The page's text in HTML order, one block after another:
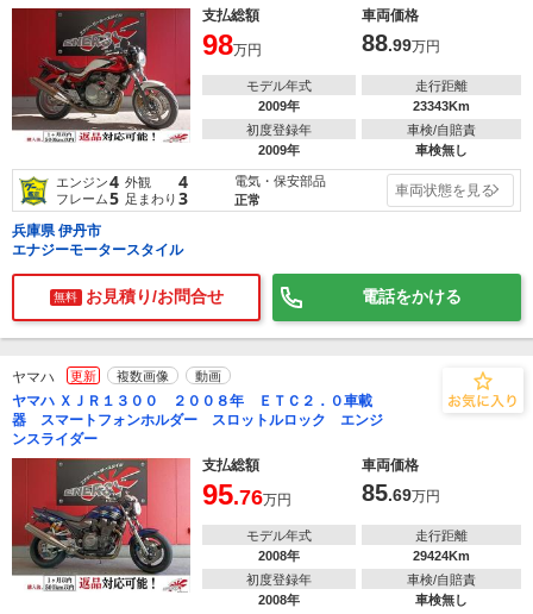
支払総額
車両価格
98万円 88.99万円
モデル年式
2009年
走行距離
23343Km
初度登録年
2009年
車検/自賠責
車検無し
エンジン4 外観 4
フレーム5 足まわり 3
電気・保安部品
正常
車両状態を見る
兵庫県 伊丹市
エナジーモータースタイル
無料 お見積り/お問合せ 電話をかける
ヤマハ 更新 複数画像 動画
ヤマハ ＸＪＲ１３００ ２００８年 ＥＴＣ２．０車載
器 スマートフォンホルダー スロットルロック エンジ
ンスライダー
支払総額
車両価格
95.76万円 85.69万円
モデル年式
2008年
走行距離
29424Km
初度登録年
2008年
車検/自賠責
車検無し